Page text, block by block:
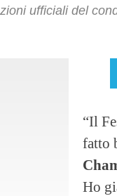
ufficiali del
“Il
fatto
Ho